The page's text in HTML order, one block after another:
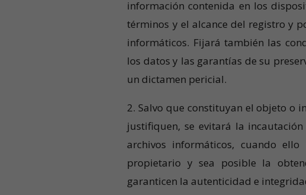
información contenida en los
términos y el alcance del registro y
informáticos. Fijará también las
los datos y las garantías de su
un dictamen pericial.
2. Salvo que constituyan el objeto o
justifiquen, se evitará la
archivos informáticos, cuando
propietario y sea posible la
garanticen la autenticidad e